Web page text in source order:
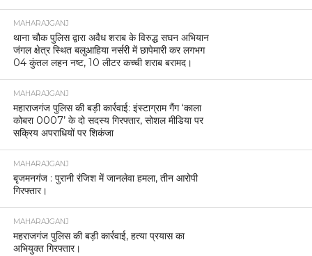
MAHARAJGANJ
थाना चौक पुलिस द्वारा अवैध शराब के विरुद्ध सघन अभियान
जंगल क्षेत्र स्थित बलुआहिया नर्सरी में छापेमारी कर लगभग
04 कुंतल लहन नष्ट, 10 लीटर कच्ची शराब बरामद।
MAHARAJGANJ
महाराजगंज पुलिस की बड़ी कार्रवाई: इंस्टाग्राम गैंग ‘काला
कोबरा 0007’ के दो सदस्य गिरफ्तार, सोशल मीडिया पर
सक्रिय अपराधियों पर शिकंजा
MAHARAJGANJ
बृजमनगंज : पुरानी रंजिश में जानलेवा हमला, तीन आरोपी
गिरफ्तार।
MAHARAJGANJ
महराजगंज पुलिस की बड़ी कार्रवाई, हत्या प्रयास का
अभियुक्त गिरफ्तार।